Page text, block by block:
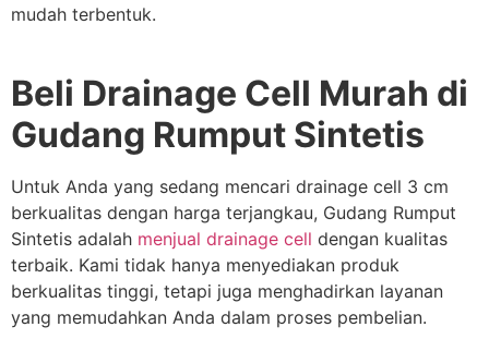
mudah terbentuk.
Beli Drainage Cell Murah di
Gudang Rumput Sintetis
Untuk Anda yang sedang mencari drainage cell 3 cm
berkualitas dengan harga terjangkau, Gudang Rumput
Sintetis adalah menjual drainage cell dengan kualitas
terbaik. Kami tidak hanya menyediakan produk
berkualitas tinggi, tetapi juga menghadirkan layanan
yang memudahkan Anda dalam proses pembelian.